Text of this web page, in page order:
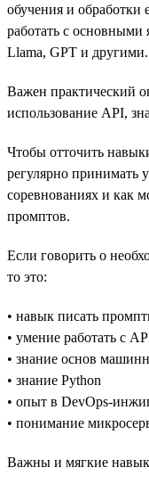
обучения и обработки
работать с
Llama, GPT и другими.
Важен практический
использование API,
Чтобы отточить
регулярно принимать
соревнованиях и как
промптов.
Если говорить о
то это:
• навык писать
• умение работать с
• знание основ
• знание Python
• опыт в DevOps-
• понимание
Важны и мягкие